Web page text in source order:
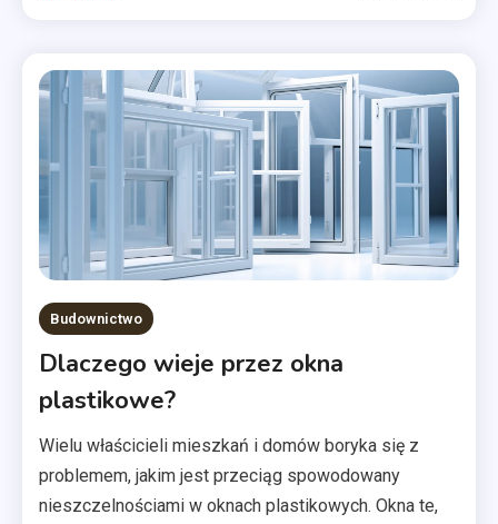
Budownictwo
Dlaczego wieje przez okna
plastikowe?
Wielu właścicieli mieszkań i domów boryka się z
problemem, jakim jest przeciąg spowodowany
nieszczelnościami w oknach plastikowych. Okna te,